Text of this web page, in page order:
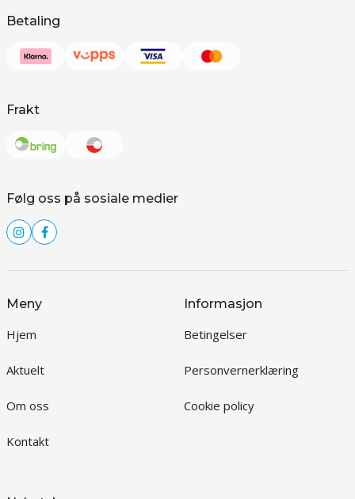
Betaling
Frakt
Følg oss på sosiale medier
Meny
Hjem
Aktuelt
Om oss
Kontakt
Informasjon
Betingelser
Personvernerklæring
Cookie policy